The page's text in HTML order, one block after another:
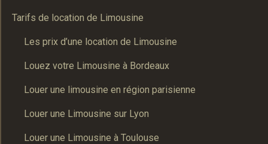
Tarifs de location de Limousine
Les prix d’une location de Limousine
Louez votre Limousine à Bordeaux
Louer une limousine en région parisienne
Louer une Limousine sur Lyon
Louer une Limousine à Toulouse